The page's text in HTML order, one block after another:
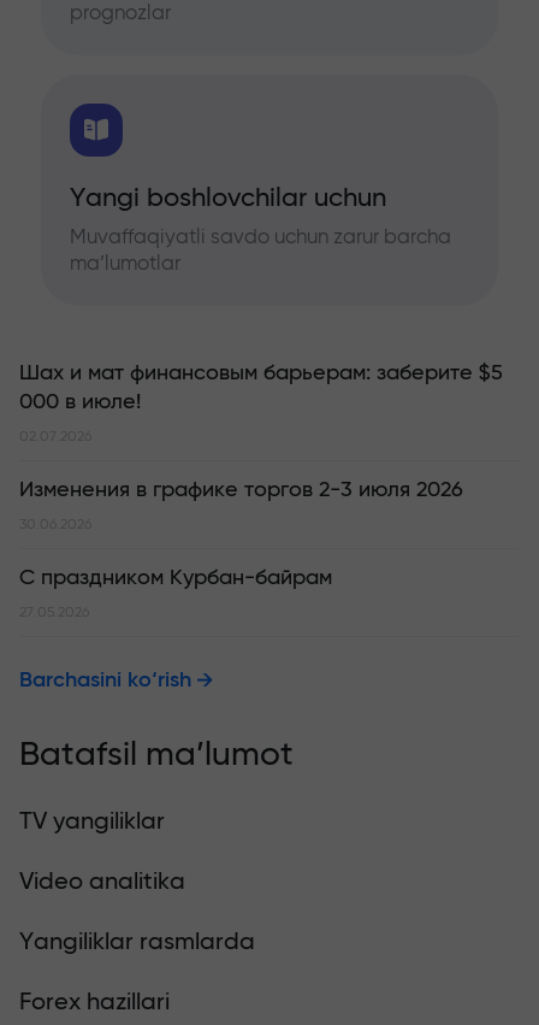
prognozlar
Yangi boshlovchilar uchun
Muvaffaqiyatli savdo uchun zarur barcha
ma’lumotlar
Шах и мат финансовым барьерам: заберите $5
000 в июле!
02.07.2026
Изменения в графике торгов 2-3 июля 2026
30.06.2026
С праздником Курбан-байрам
27.05.2026
Barchasini ko‘rish
Batafsil ma’lumot
TV yangiliklar
Video analitika
Yangiliklar rasmlarda
Forex hazillari